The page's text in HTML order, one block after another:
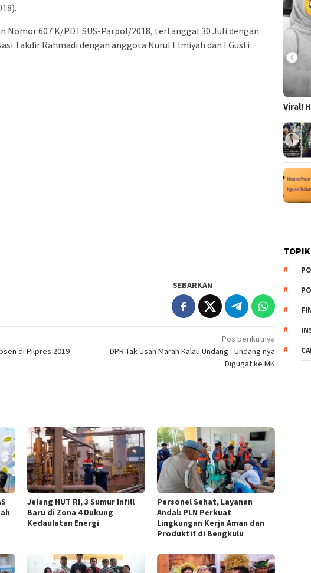
Nomor 607 K/PDT.SUS-Parpol/2018, tertanggal 30 Juli dengan
Takdir Rahmadi dengan anggota Nurul Elmiyah dan I Gusti
SEBARKAN
di Pilpres 2019
Pos berikutnya
DPR Tak Usah Marah Kalau Undang– Undang nya
Digugat ke MK
Jelang HUT RI, 3 Sumur Infill
Baru di Zona 4 Dukung
Kedaulatan Energi
Personel Sehat, Layanan
Andal: PLN Perkuat
Lingkungan Kerja Aman dan
Produktif di Bengkulu
Viral!